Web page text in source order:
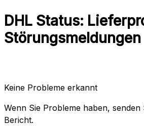
DHL Status:
Störungsmeldungen
Keine Probleme erkannt
Wenn Sie Probleme haben, senden
Bericht.